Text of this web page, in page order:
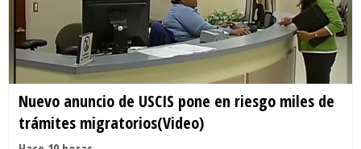
Nuevo anuncio de USCIS pone en riesgo miles de
trámites migratorios(Video)